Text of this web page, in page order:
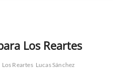
Los Reartes
Los Reartes Lucas Sánchez